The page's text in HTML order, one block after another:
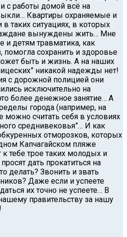
с работы домой всё на
Квартиры охраняемые и
таких ситуациях, в которых
вынуждены жить… Мне
и детям травматика, как
сохранить и здоровье
быть и жизнь. А на наших
никакой надежды нет!
с дорожной полицией они
исключительно на
более денежное занятие… А
города (например, на
можно считать себя в условиях
среднивековья”… И как
отморозков, которых
Капчагайском пляже
к тебе трое таких молодых и
дать прокатиться на
делать? Звонить и звать
Даже если и успеете
их точно не успеете… В
правительству за нашу